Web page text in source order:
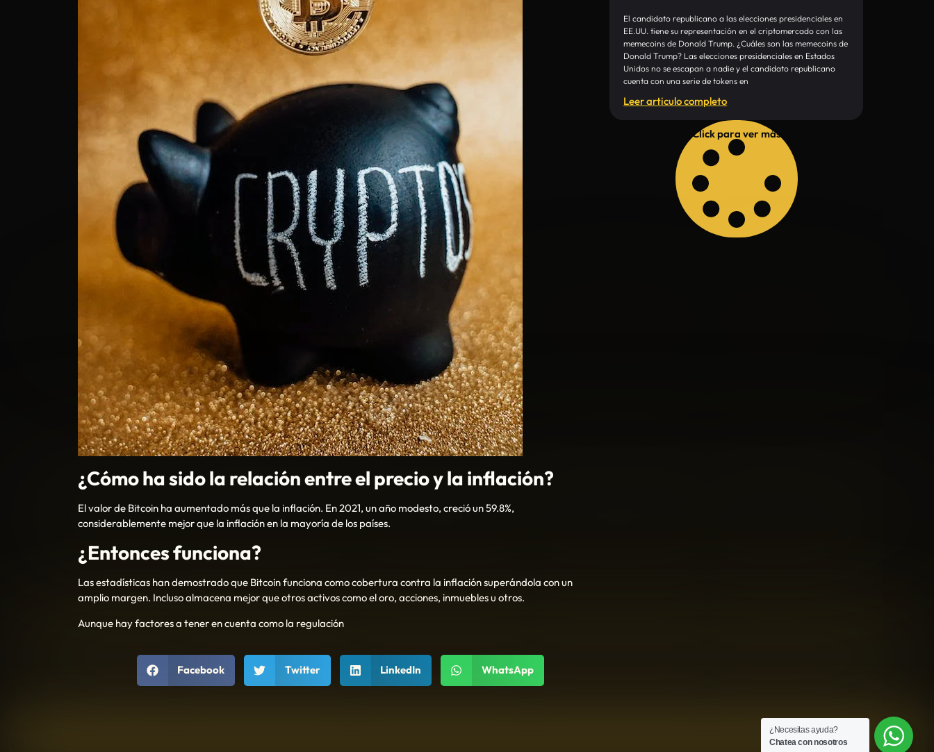
¿Cómo ha sido la relación entre el precio y la inflación?
El valor de Bitcoin ha aumentado más que la inflación. En 2021, un año modesto, creció un 59.8%,
considerablemente mejor que la inflación en la mayoría de los países.
¿Entonces funciona?
Las estadísticas han demostrado que Bitcoin funciona como cobertura contra la inflación superándola con un
amplio margen. Incluso almacena mejor que otros activos como el oro, acciones, inmuebles u otros.
Aunque hay factores a tener en cuenta como la regulación
Facebook Twitter LinkedIn WhatsApp
El candidato republicano a las elecciones presidenciales en
EE.UU. tiene su representación en el criptomercado con las
memecoins de Donald Trump. ¿Cuáles son las memecoins de
Donald Trump? Las elecciones presidenciales en Estados
Unidos no se escapan a nadie y el candidato republicano
cuenta con una serie de tokens en
Leer articulo completo
Click para ver más
¿Necesitas ayuda?
Chatea con nosotros